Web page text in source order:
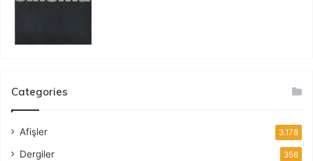
Categories
Afişler 3.178
Dergiler 356